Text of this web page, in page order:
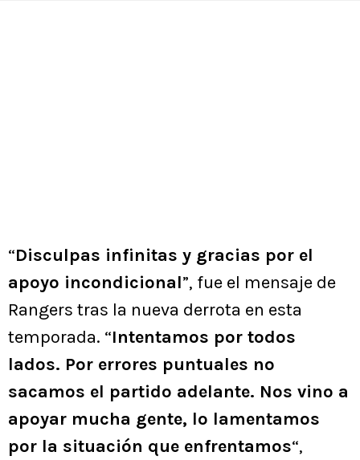
“Disculpas infinitas y gracias por el
apoyo incondicional”, fue el mensaje de
Rangers tras la nueva derrota en esta
temporada. “Intentamos por todos
lados. Por errores puntuales no
sacamos el partido adelante. Nos vino a
apoyar mucha gente, lo lamentamos
por la situación que enfrentamos“,